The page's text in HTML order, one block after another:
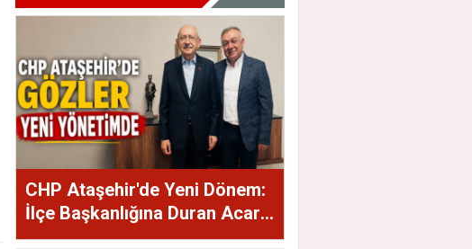
CHP Ataşehir'de Yeni Dönem:
İlçe Başkanlığına Duran Acar
Atandı